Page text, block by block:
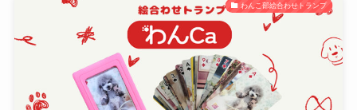
わんこ部絵合わせトランプ